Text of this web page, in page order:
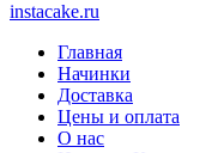
instacake.ru
Главная
Начинки
Доставка
Цены и оплата
О нас